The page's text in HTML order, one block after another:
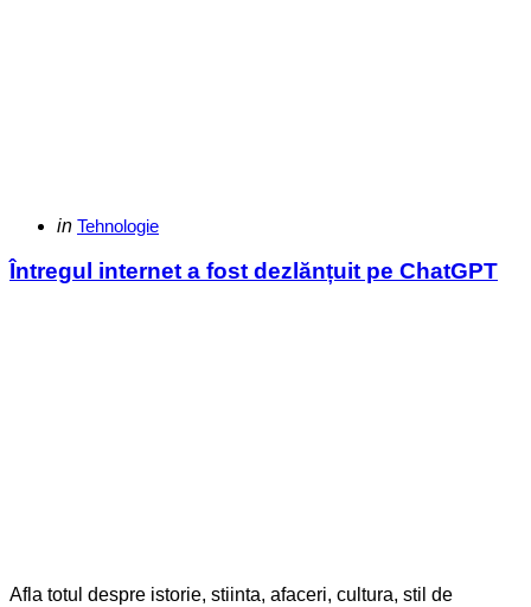
Categories
Posted
in Tehnologie
Întregul internet a fost dezlănțuit pe ChatGPT
Afla totul despre istorie, stiinta, afaceri, cultura, stil de